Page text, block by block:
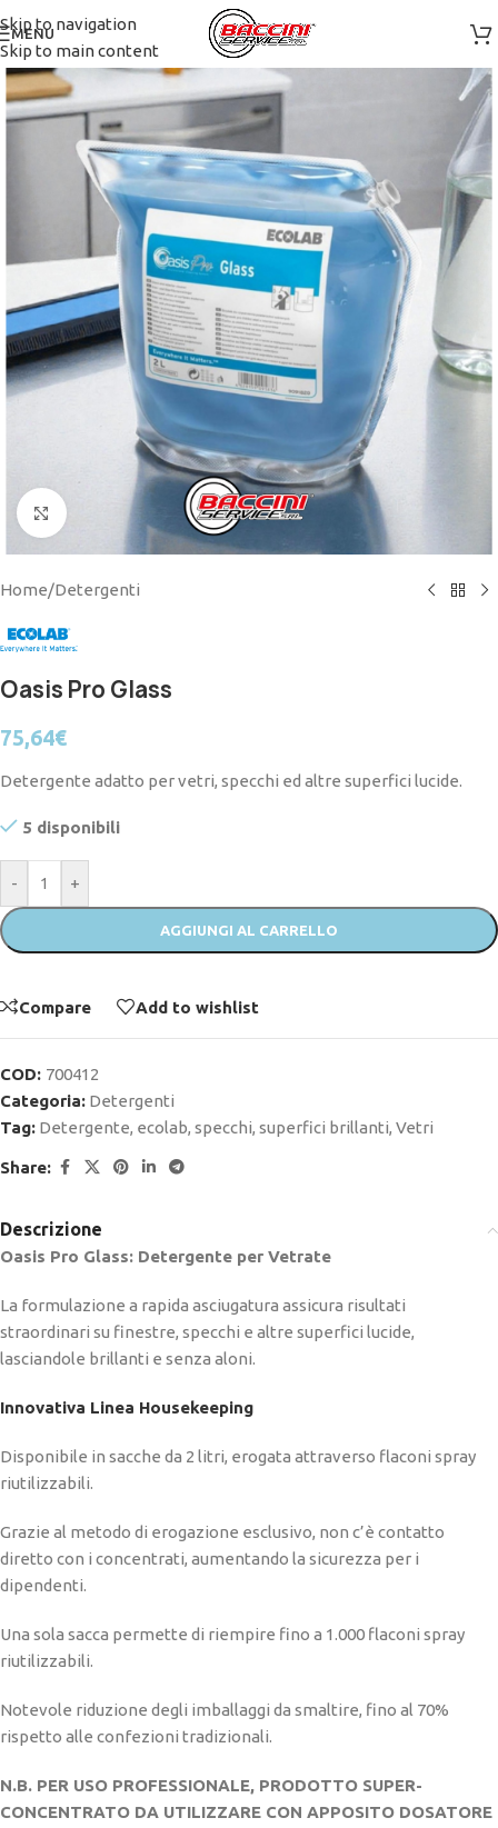
Skip to navigation
Skip to main content
MENU
Click to enlarge
Home/Detergenti
Oasis Pro Glass
75,64€
Detergente adatto per vetri, specchi ed altre superfici lucide.
5 disponibili
- +
AGGIUNGI AL CARRELLO
Compare Add to wishlist
COD: 700412
Categoria: Detergenti
Tag: Detergente, ecolab, specchi, superfici brillanti, Vetri
Share:
Descrizione
Oasis Pro Glass: Detergente per Vetrate
La formulazione a rapida asciugatura assicura risultati
straordinari su finestre, specchi e altre superfici lucide,
lasciandole brillanti e senza aloni.
Innovativa Linea Housekeeping
Disponibile in sacche da 2 litri, erogata attraverso flaconi spray
riutilizzabili.
Grazie al metodo di erogazione esclusivo, non c’è contatto
diretto con i concentrati, aumentando la sicurezza per i
dipendenti.
Una sola sacca permette di riempire fino a 1.000 flaconi spray
riutilizzabili.
Notevole riduzione degli imballaggi da smaltire, fino al 70%
rispetto alle confezioni tradizionali.
N.B. PER USO PROFESSIONALE, PRODOTTO SUPER-
CONCENTRATO DA UTILIZZARE CON APPOSITO DOSATORE